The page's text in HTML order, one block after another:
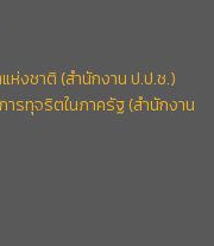
งชาติ (สำนักงาน ป.ป.ช.)
รทุจริตในภาครัฐ (สำนักงาน